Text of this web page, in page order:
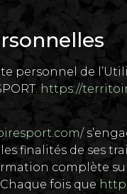
personnel de
https://
finalités de ses
complète
fois que